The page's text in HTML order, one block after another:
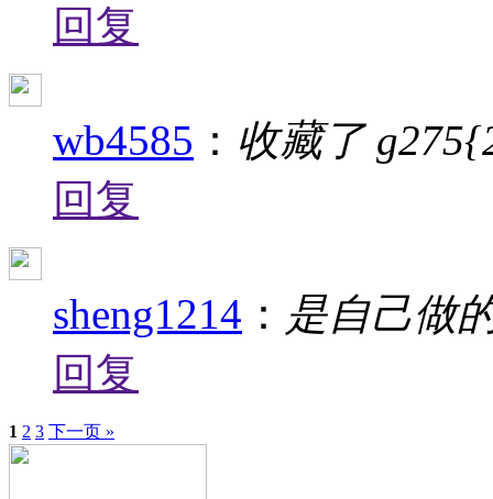
回复
wb4585 ： 收藏了
回复
sheng1214 ： 是自己做
回复
1 2 3 下一页 »